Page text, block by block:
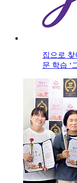
집으로
문 학습 ‘